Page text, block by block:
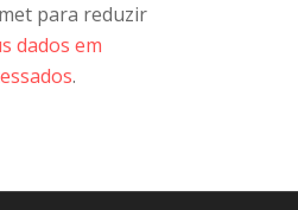
para reduzir
dados em
.